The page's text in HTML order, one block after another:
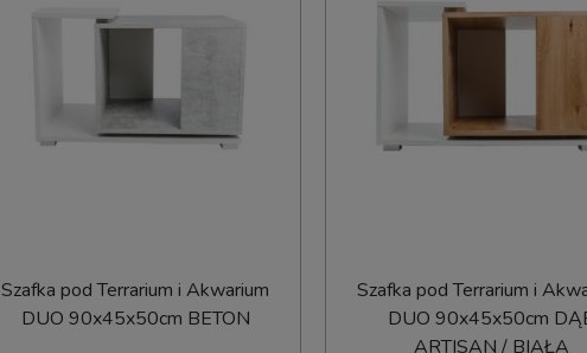
Szafka pod Terrarium i Akwarium
DUO 90x45x50cm BETON
Szafka pod Terrarium i
DUO 90x45x50cm
ARTISAN / BIAŁA